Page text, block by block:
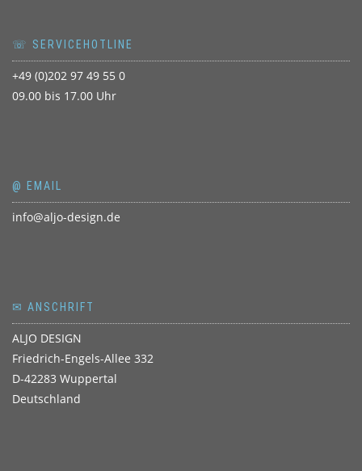
☏ SERVICEHOTLINE
+49 (0)202 97 49 55 0
09.00 bis 17.00 Uhr
@ EMAIL
info@aljo-design.de
✉ ANSCHRIFT
ALJO DESIGN
Friedrich-Engels-Allee 332
D-42283 Wuppertal
Deutschland